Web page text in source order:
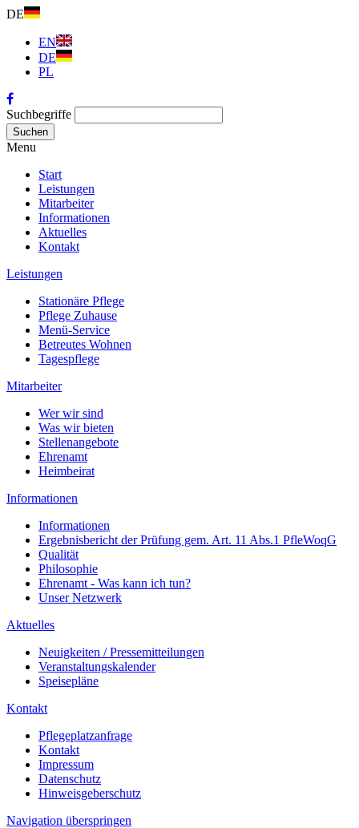
DE
EN
DE
PL
Suchbegriffe
Suchen
Menu
Start
Leistungen
Mitarbeiter
Informationen
Aktuelles
Kontakt
Leistungen
Stationäre Pflege
Pflege Zuhause
Menü-Service
Betreutes Wohnen
Tagespflege
Mitarbeiter
Wer wir sind
Was wir bieten
Stellenangebote
Ehrenamt
Heimbeirat
Informationen
Informationen
Ergebnisbericht der Prüfung gem. Art. 11 Abs.1 PfleWoqG
Qualität
Philosophie
Ehrenamt - Was kann ich tun?
Unser Netzwerk
Aktuelles
Neuigkeiten / Pressemitteilungen
Veranstaltungskalender
Speisepläne
Kontakt
Pflegeplatzanfrage
Kontakt
Impressum
Datenschutz
Hinweisgeberschutz
Navigation überspringen